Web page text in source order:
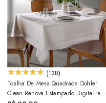
(138)
Toalha De Mesa Quadrada Dohler
Clean Renova Estampado Digital Iara